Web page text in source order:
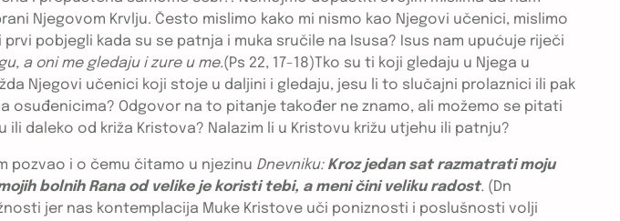
Njegovom Krvlju. Često mislimo kako mi nismo kao Njegovi učenici, mislimo
pobjegli kada su se patnja i muka sručile na Isusa? Isus nam upućuje riječi
a oni me gledaju i zure u me.(Ps 22, 17-18)Tko su ti koji gledaju u Njega u
Njegovi učenici koji stoje u daljini i gledaju, jesu li to slučajni prolaznici ili pak
Odgovor na to pitanje također ne znamo, ali možemo se pitati
daleko od križa Kristova? Nalazim li u Kristovu križu utjehu ili patnju?
pozvao i o čemu čitamo u njezinu Dnevniku: Kroz jedan sat razmatrati moju
bolnih Rana od velike je koristi tebi, a meni čini veliku radost. (Dn
jer nas kontemplacija Muke Kristove uči poniznosti i poslušnosti volji